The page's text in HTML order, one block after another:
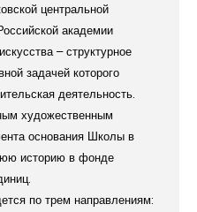
центральной
академии
– структурное
задачей которого
деятельность.
художественным
основания Школы в
историю в фонде
по трем направлениям: